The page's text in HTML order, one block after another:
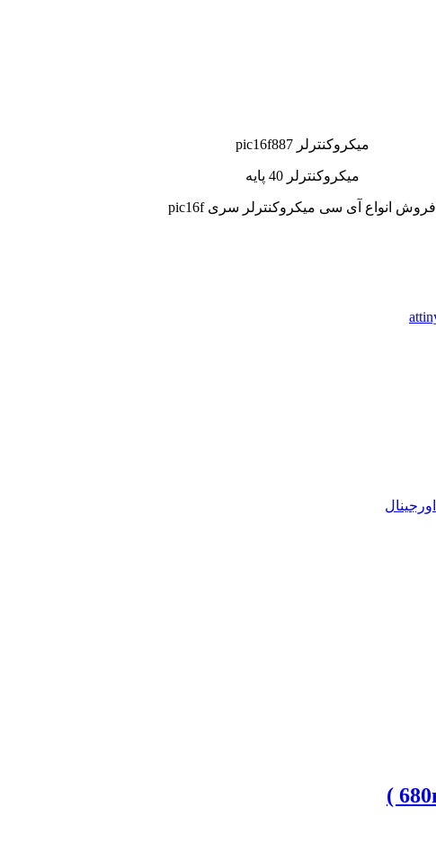
میکروکنترلر pic16f887
میکروکنترلر 40 پایه
فروش انواع آی سی میکروکنترلر سری pic16f